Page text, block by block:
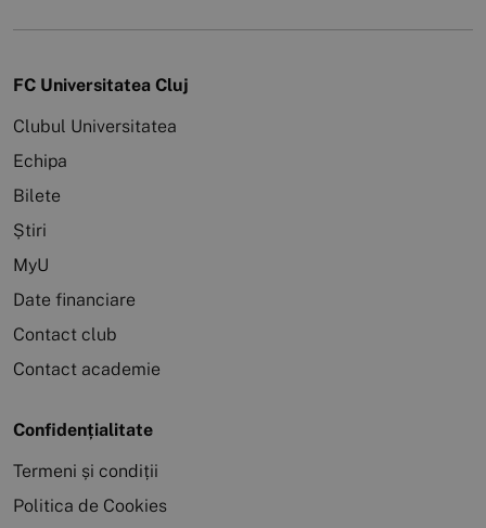
FC Universitatea Cluj
Clubul Universitatea
Echipa
Bilete
Știri
MyU
Date financiare
Contact club
Contact academie
Confidențialitate
Termeni și condiții
Politica de Cookies